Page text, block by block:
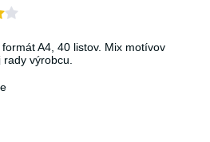
A4, 40 listov. Mix motívov
rady výrobcu.